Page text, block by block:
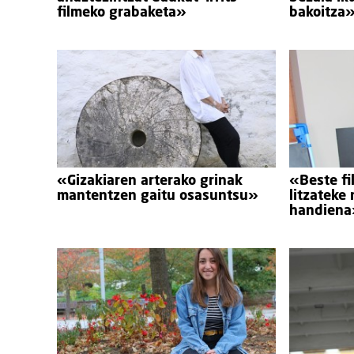
filmeko grabaketa»
bakoitza»
«Gizakiaren arterako grinak
mantentzen gaitu osasuntsu»
«Beste
litzateke